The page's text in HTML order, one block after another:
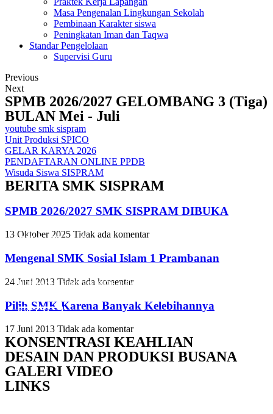
Masa Pengenalan Lingkungan Sekolah
Pembinaan Karakter siswa
Peningkatan Iman dan Taqwa
Standar Pengelolaan
Supervisi Guru
Slide Heading
luctus nec ullamcorper mattis, pulvinar dapibus leo.
Click Here
Slide Heading
luctus nec ullamcorper mattis, pulvinar dapibus leo.
Click Here
Slide Heading
luctus nec ullamcorper mattis, pulvinar dapibus leo.
Click Here
Previous
Next
SPMB 2026/2027 GELOMBANG 3 (Tiga)
BULAN Mei - Juli
youtube smk sispram
Unit Produksi SPICO
GELAR KARYA 2026
PENDAFTARAN ONLINE PPDB
Wisuda Siswa SISPRAM
BERITA SMK SISPRAM
SPMB 2026/2027 SMK SISPRAM DIBUKA
13 Oktober 2025 Tidak ada komentar
Mengenal SMK Sosial Islam 1 Prambanan
24 Juni 2013 Tidak ada komentar
Pilih SMK Karena Banyak Kelebihannya
17 Juni 2013 Tidak ada komentar
KONSENTRASI KEAHLIAN
DESAIN DAN PRODUKSI BUSANA
GALERI VIDEO
LINKS